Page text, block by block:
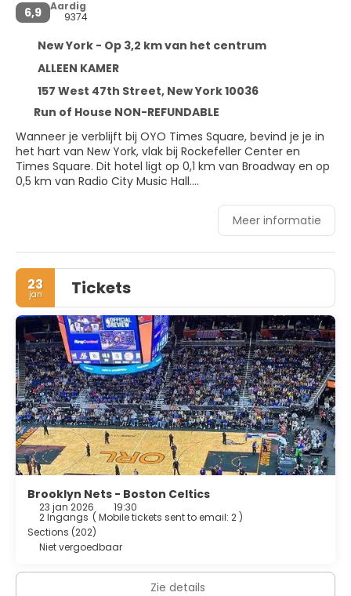
6,9
Aardig
9374
New York - Op 3,2 km van het centrum
ALLEEN KAMER
157 West 47th Street, New York 10036
Run of House NON-REFUNDABLE
Wanneer je verblijft bij OYO Times Square, bevind je je in
het hart van New York, vlak bij Rockefeller Center en
Times Square. Dit hotel ligt op 0,1 km van Broadway en op
0,5 km van Radio City Music Hall.
Maak gebruik van handige voorzieningen zoals gratis wifi,
Doe of je thuis bent in één van de 208 klimaatgeregelde
kamers met een lcd-televisie. Dankzij gratis wifi blijf je
online, terwijl de tv met kabelzenders zorgt voor het
kijkplezier. De privébadkamers met een douche hebben
gratis toiletartikelen en haardrogers. Voorzieningen zijn
bijvoorbeeld een kluis, een bureau en een telefoon met
gratis lokale gesprekken.
Gasten van OYO Times Square kunnen genieten van een
deugddoende maaltijd bij Serendipity 3 Times Squar.
Enkele van de voorzieningen zijn een snelle
uitcheckservice, een stomerij/wasserijservice en een 24-
uurs receptie.
Meer informatie
23
jan Tickets
Brooklyn Nets - Boston Celtics
23 jan 2026 19:30
2 Ingangs ( Mobile tickets sent to email: 2 )
Sections (202)
Niet vergoedbaar
Zie details